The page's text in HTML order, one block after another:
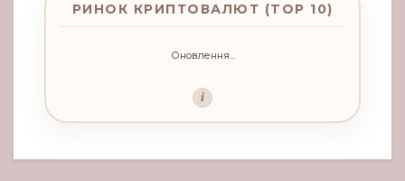
РИНОК КРИПТОВАЛЮТ (TOP 10)
Оновлення...
i